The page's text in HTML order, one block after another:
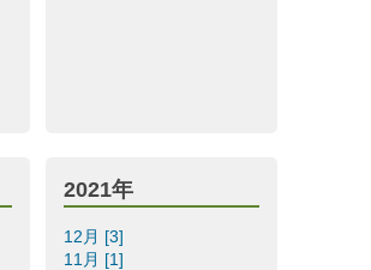
2021年
12月 [3]
11月 [1]